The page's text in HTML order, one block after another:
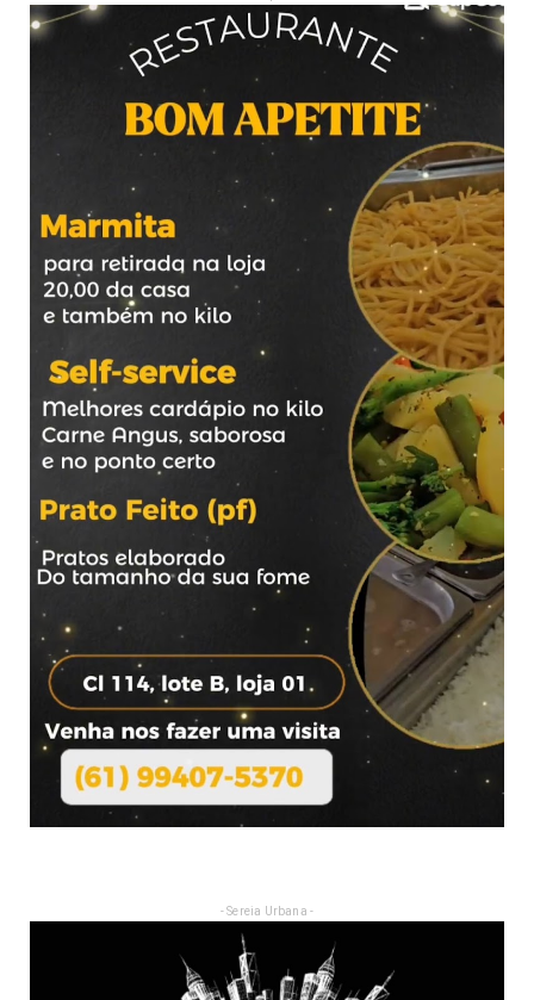
- Sereia Urbana -